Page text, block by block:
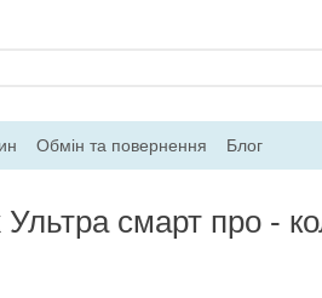
Обмін та повернення Блог
смарт про -